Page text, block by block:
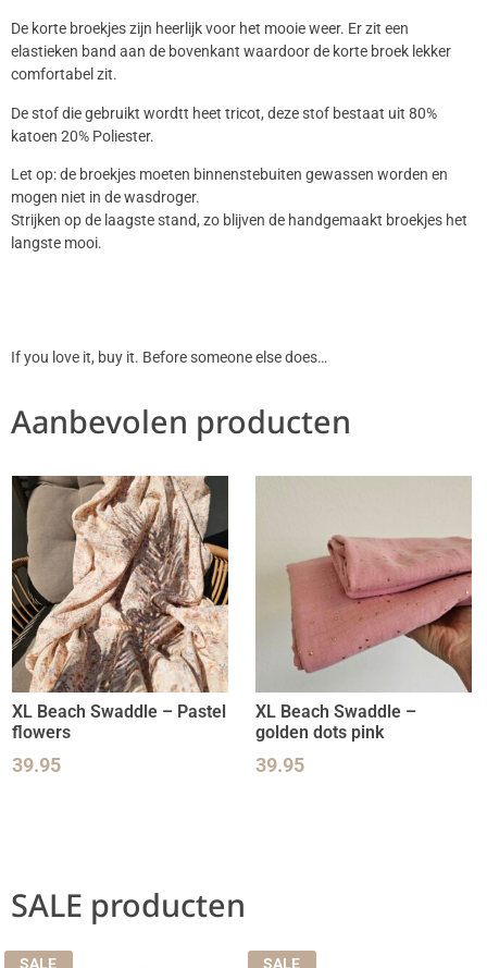
De korte broekjes zijn heerlijk voor het mooie weer. Er zit een
elastieken band aan de bovenkant waardoor de korte broek lekker
comfortabel zit.
De stof die gebruikt wordtt heet tricot, deze stof bestaat uit 80%
katoen 20% Poliester.
Let op: de broekjes moeten binnenstebuiten gewassen worden en
mogen niet in de wasdroger.
Strijken op de laagste stand, zo blijven de handgemaakt broekjes het
langste mooi.
If you love it, buy it. Before someone else does…
Aanbevolen producten
XL Beach Swaddle – Pastel
flowers
39.95
XL Beach Swaddle –
golden dots pink
39.95
SALE producten